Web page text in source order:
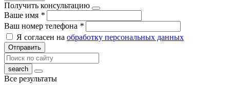
Получить консультацию
Ваше имя *
Ваш номер телефона *
Я согласен на обработку персональных данных
Отправить
Все результаты